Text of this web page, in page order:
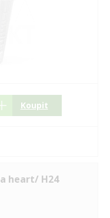
Koupit
heart/ H24